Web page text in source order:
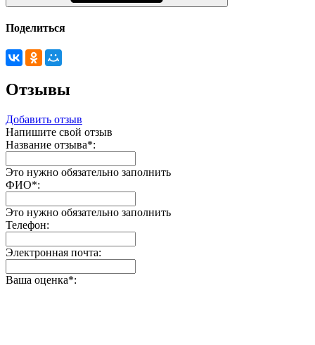
Поделиться
Отзывы
Добавить отзыв
Напишите свой отзыв
Название отзыва*:
Это нужно обязательно заполнить
ФИО*:
Это нужно обязательно заполнить
Телефон:
Электронная почта:
Ваша оценка*: